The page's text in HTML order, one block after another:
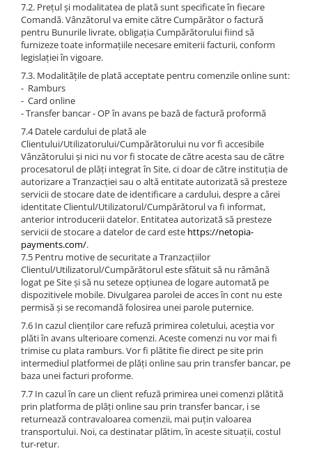
7.2. Prețul și modalitatea de plată sunt specificate în fiecare
Comandă. Vânzătorul va emite către Cumpărător o factură
pentru Bunurile livrate, obligația Cumpărătorului fiind să
furnizeze toate informațiile necesare emiterii facturii, conform
legislației în vigoare.
7.3. Modalitățile de plată acceptate pentru comenzile online sunt:
- Ramburs
- Card online
- Transfer bancar - OP în avans pe bază de factură proformă
7.4 Datele cardului de plată ale
Clientului/Utilizatorului/Cumpărătorului nu vor fi accesibile
Vânzătorului și nici nu vor fi stocate de către acesta sau de către
procesatorul de plăți integrat în Site, ci doar de către instituția de
autorizare a Tranzacției sau o altă entitate autorizată să presteze
servicii de stocare date de identificare a cardului, despre a cărei
identitate Clientul/Utilizatorul/Cumpărătorul va fi informat,
anterior introducerii datelor. Entitatea autorizată să presteze
servicii de stocare a datelor de card este https://netopia-
payments.com/.
7.5 Pentru motive de securitate a Tranzacțiilor
Clientul/Utilizatorul/Cumpărătorul este sfătuit să nu rămână
logat pe Site și să nu seteze opțiunea de logare automată pe
dispozitivele mobile. Divulgarea parolei de acces în cont nu este
permisă și se recomandă folosirea unei parole puternice.
7.6 In cazul clienţilor care refuză primirea coletului, aceştia vor
plăti în avans ulterioare comenzi. Aceste comenzi nu vor mai fi
trimise cu plata ramburs. Vor fi plătite fie direct pe site prin
intermediul platformei de plăţi online sau prin transfer bancar, pe
baza unei facturi proforme.
7.7 In cazul în care un client refuză primirea unei comenzi plătită
prin platforma de plăţi online sau prin transfer bancar, i se
returnează contravaloarea comenzii, mai puţin valoarea
transportului. Noi, ca destinatar plătim, în aceste situaţii, costul
tur-retur.